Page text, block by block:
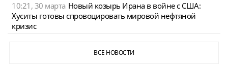
10:21, 30 марта Новый козырь Ирана в войне с США:
Хуситы готовы спровоцировать мировой нефтяной
кризис
ВСЕ НОВОСТИ